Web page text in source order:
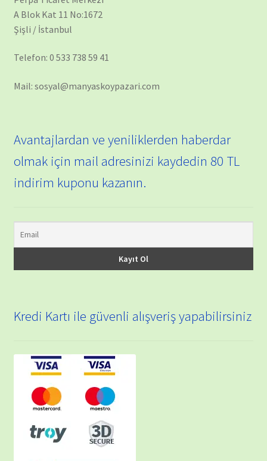
A Blok Kat 11 No:1672
Şişli / İstanbul
Telefon: 0 533 738 59 41
Mail: sosyal@manyaskoypazari.com
Avantajlardan ve yeniliklerden haberdar
olmak için mail adresinizi kaydedin 80 TL
indirim kuponu kazanın.
Kredi Kartı ile güvenli alışveriş yapabilirsiniz